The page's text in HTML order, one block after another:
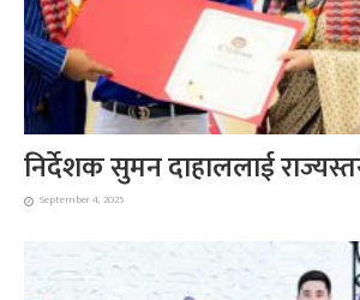
निर्देशक सुमन दाहाललाई
September 4, 2025